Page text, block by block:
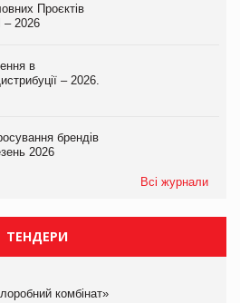
Проєктів
– 2026
в
– 2026.
брендів
2026
Всі журнали
ТЕНДЕРИ
комбінат»